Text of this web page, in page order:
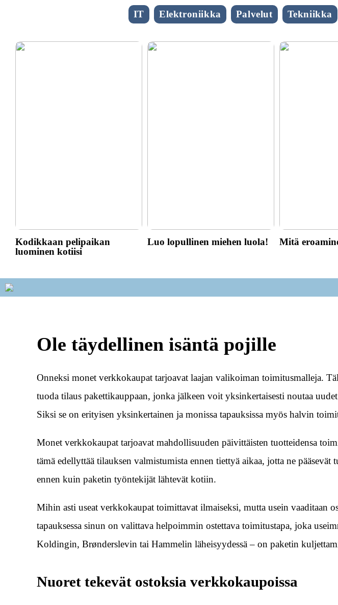
IT Elektroniikka Palvelut Tekniikka
Kodikkaan pelipaikan
luominen kotiisi
Luo lopullinen miehen luola! Mitä
Ole täydellinen isäntä pojille
Onneksi monet verkkokaupat tarjoavat laajan valikoiman toimitusmalleja.
tuoda tilaus pakettikauppaan, jonka jälkeen voit yksinkertaisesti noutaa
Siksi se on erityisen yksinkertainen ja monissa tapauksissa myös halvin
Monet verkkokaupat tarjoavat mahdollisuuden päivittäisten tuotteidensa
tämä edellyttää tilauksen valmistumista ennen tiettyä aikaa, jotta ne pääsevät
ennen kuin paketin työntekijät lähtevät kotiin.
Mihin asti useat verkkokaupat toimittavat ilmaiseksi, mutta usein vaaditaan
tapauksessa sinun on valittava helpoimmin ostettava toimitustapa, joka
Koldingin, Brønderslevin tai Hammelin läheisyydessä – on paketin
Nuoret tekevät ostoksia verkkokaupoissa